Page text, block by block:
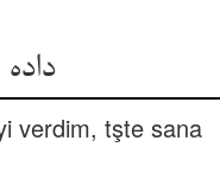
داده کرمان را برو مهر ولد ** بر پدر من اینت قدرت اینت ید
verdim, tşte sana